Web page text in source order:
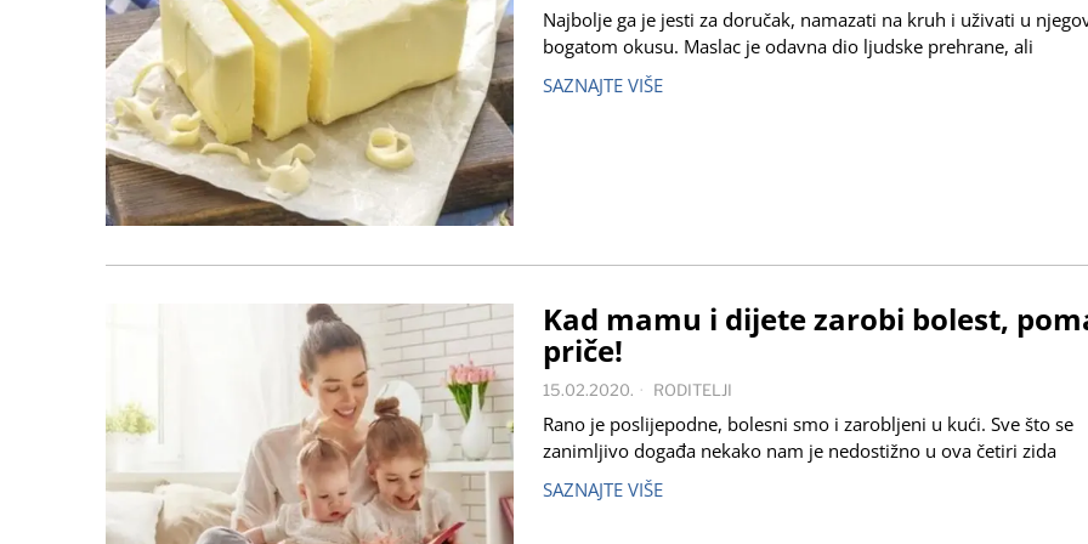
Najbolje ga je jesti za doručak, namazati na kruh i uživati u
bogatom okusu. Maslac je odavna dio ljudske prehrane, ali
SAZNAJTE VIŠE
Kad mamu i dijete zarobi bolest,
priče!
15.02.2020. RODITELJI
Rano je poslijepodne, bolesni smo i zarobljeni u kući. Sve što se
zanimljivo događa nekako nam je nedostižno u ova četiri zida
SAZNAJTE VIŠE